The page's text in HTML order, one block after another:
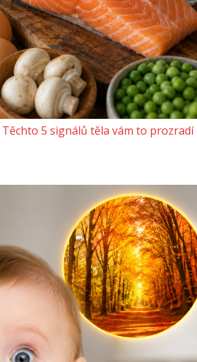
Těchto 5 signálů těla vám to prozradí